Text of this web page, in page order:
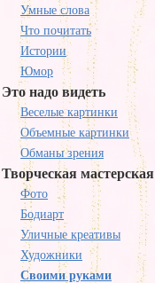
Умные слова
Что почитать
Истории
Юмор
Это надо видеть
Веселые картинки
Объемные картинки
Обманы зрения
Творческая мастерская
Фото
Бодиарт
Уличные креативы
Художники
Своими руками